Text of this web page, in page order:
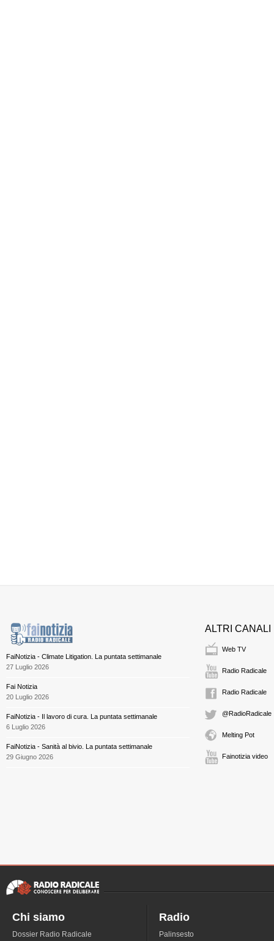
FaiNotizia - Climate Litigation. La puntata settimanale
27 Luglio 2026
Fai Notizia
20 Luglio 2026
FaiNotizia - Il lavoro di cura. La puntata settimanale
6 Luglio 2026
FaiNotizia - Sanità al bivio. La puntata settimanale
29 Giugno 2026
ALTRI CANALI
Web TV
Radio Radicale
Radio Radicale
@RadioRadicale
Melting Pot
Fainotizia video
Chi siamo
Dossier Radio Radicale
Radio
Palinsesto